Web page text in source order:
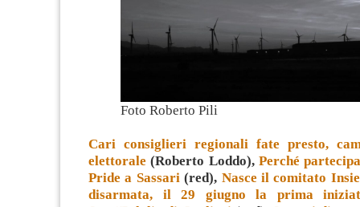
Foto Roberto Pili
Cari consiglieri regionali fate presto,
elettorale (Roberto Loddo), Perché
Pride a Sassari (red), Nasce il comitato
disarmata, il 29 giugno la prima